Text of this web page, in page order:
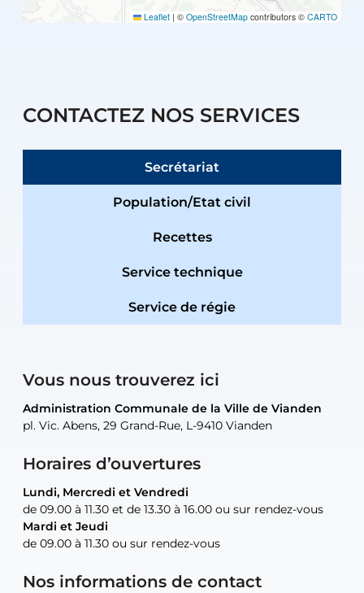
Leaflet | © OpenStreetMap contributors © CARTO
CONTACTEZ NOS SERVICES
Secrétariat
Population/Etat civil
Recettes
Service technique
Service de régie
Vous nous trouverez ici
Administration Communale de la Ville de Vianden
pl. Vic. Abens, 29 Grand-Rue, L-9410 Vianden
Horaires d’ouvertures
Lundi, Mercredi et Vendredi
de 09.00 à 11.30 et de 13.30 à 16.00 ou sur rendez-vous
Mardi et Jeudi
de 09.00 à 11.30 ou sur rendez-vous
Nos informations de contact
Administration Communale de la Ville de Vianden
pl. Vic. Abens, 29 Grand-Rue, L-9410 Vianden
Lundi, Mercredi et Vendredi
de 09.00 à 11.30 et de 13.30 à 16.00 ou sur rendez-vous
Mardi et Jeudi
de 09.00 à 11.30 ou sur rendez-vous
Administration Communale de la Ville de Vianden
pl. Vic. Abens, 29 Grand-Rue, L-9410 Vianden
uniquement sur rendez-vous
Mail:recette@vianden.lu
Administration Communale de la Ville de Vianden
pl. Vic. Abens, 29 Grand-Rue, L-9410 Vianden
uniquement sur rendez-vous
Tel:(+352) 83 48 21-31
Atelier Communal de la Ville de Vianden
30, rue Neugarten, L-9422 Vianden
uniquement sur rendez-vous
Tel:Permanence (Fuite d’eau) : 83 48 21 61